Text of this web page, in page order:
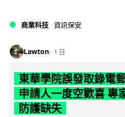
商業科技 資訊保安
Lawton 1 日
東華學院誤發取錄電
申請人一度空歡喜 專
防護缺失